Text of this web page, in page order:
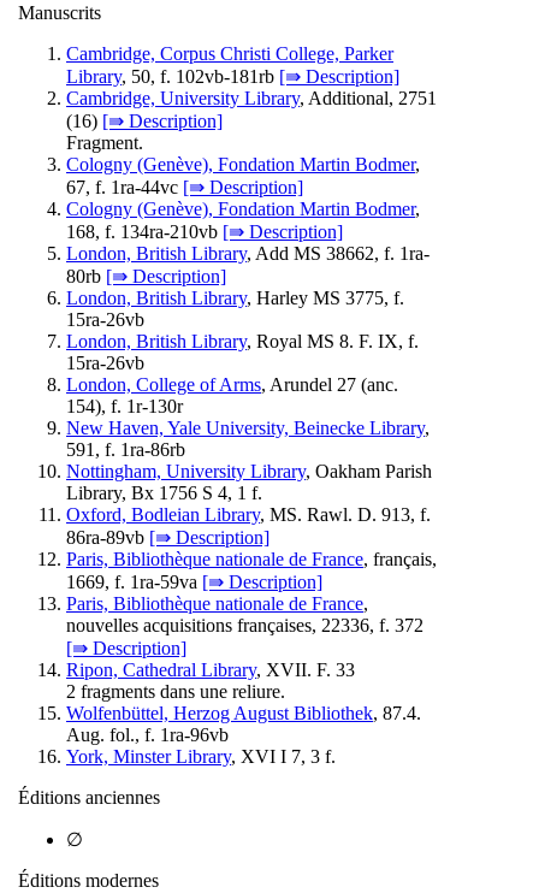
Manuscrits
Cambridge, Corpus Christi College, Parker
Library, 50, f. 102vb-181rb [⇛ Description]
Cambridge, University Library, Additional, 2751
(16) [⇛ Description]
Fragment.
Cologny (Genève), Fondation Martin Bodmer,
67, f. 1ra-44vc [⇛ Description]
Cologny (Genève), Fondation Martin Bodmer,
168, f. 134ra-210vb [⇛ Description]
London, British Library, Add MS 38662, f. 1ra-
80rb [⇛ Description]
London, British Library, Harley MS 3775, f.
15ra-26vb
London, British Library, Royal MS 8. F. IX, f.
15ra-26vb
London, College of Arms, Arundel 27 (anc.
154), f. 1r-130r
New Haven, Yale University, Beinecke Library,
591, f. 1ra-86rb
Nottingham, University Library, Oakham Parish
Library, Bx 1756 S 4, 1 f.
Oxford, Bodleian Library, MS. Rawl. D. 913, f.
86ra-89vb [⇛ Description]
Paris, Bibliothèque nationale de France, français,
1669, f. 1ra-59va [⇛ Description]
Paris, Bibliothèque nationale de France,
nouvelles acquisitions françaises, 22336, f. 372
[⇛ Description]
Ripon, Cathedral Library, XVII. F. 33
2 fragments dans une reliure.
Wolfenbüttel, Herzog August Bibliothek, 87.4.
Aug. fol., f. 1ra-96vb
York, Minster Library, XVI I 7, 3 f.
Éditions anciennes
∅
Éditions modernes